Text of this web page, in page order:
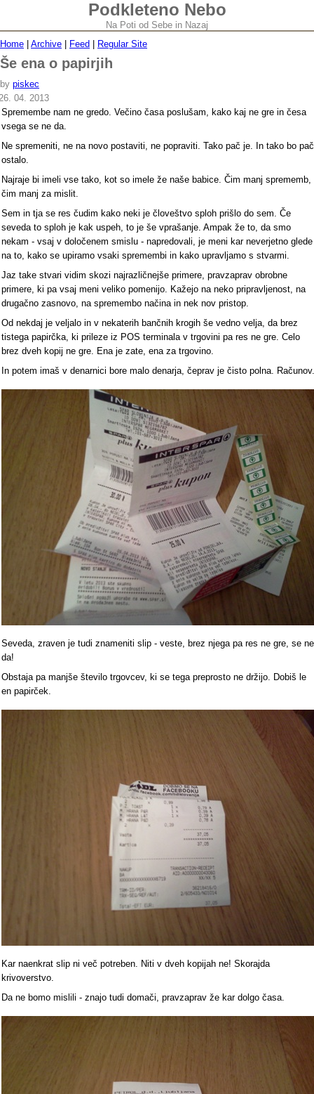
Podkleteno Nebo
Na Poti od Sebe in Nazaj
Home
Archive Feed Regular Site
Še ena o papirjih
by piskec
04. 2013
Spremembe nam ne gredo. Večino časa poslušam, kako kaj ne gre in česa
vsega se ne da.
Ne spremeniti, ne na novo postaviti, ne popraviti. Tako pač je. In tako bo pač
ostalo.
Najraje bi imeli vse tako, kot so imele že naše babice. Čim manj sprememb,
čim manj za mislit.
Sem in tja se res čudim kako neki je človeštvo sploh prišlo do sem. Če
seveda to sploh je kak uspeh, to je še vprašanje. Ampak že to, da smo
nekam - vsaj v določenem smislu - napredovali, je meni kar neverjetno glede
na to, kako se upiramo vsaki spremembi in kako upravljamo s stvarmi.
Jaz take stvari vidim skozi najrazličnejše primere, pravzaprav obrobne
primere, ki pa vsaj meni veliko pomenijo. Kažejo na neko pripravljenost, na
drugačno zasnovo, na spremembo načina in nek nov pristop.
Od nekdaj je veljalo in v nekaterih bančnih krogih še vedno velja, da brez
tistega papirčka, ki prileze iz POS terminala v trgovini pa res ne gre. Celo
brez dveh kopij ne gre. Ena je zate, ena za trgovino.
In potem imaš v denarnici bore malo denarja, čeprav je čisto polna. Računov.
Seveda, zraven je tudi znameniti slip - veste, brez njega pa res ne gre, se ne
da!
Obstaja pa manjše število trgovcev, ki se tega preprosto ne držijo. Dobiš le
en papirček.
Kar naenkrat slip ni več potreben. Niti v dveh kopijah ne! Skorajda
krivoverstvo.
Da ne bomo mislili - znajo tudi domači, pravzaprav že kar dolgo časa.